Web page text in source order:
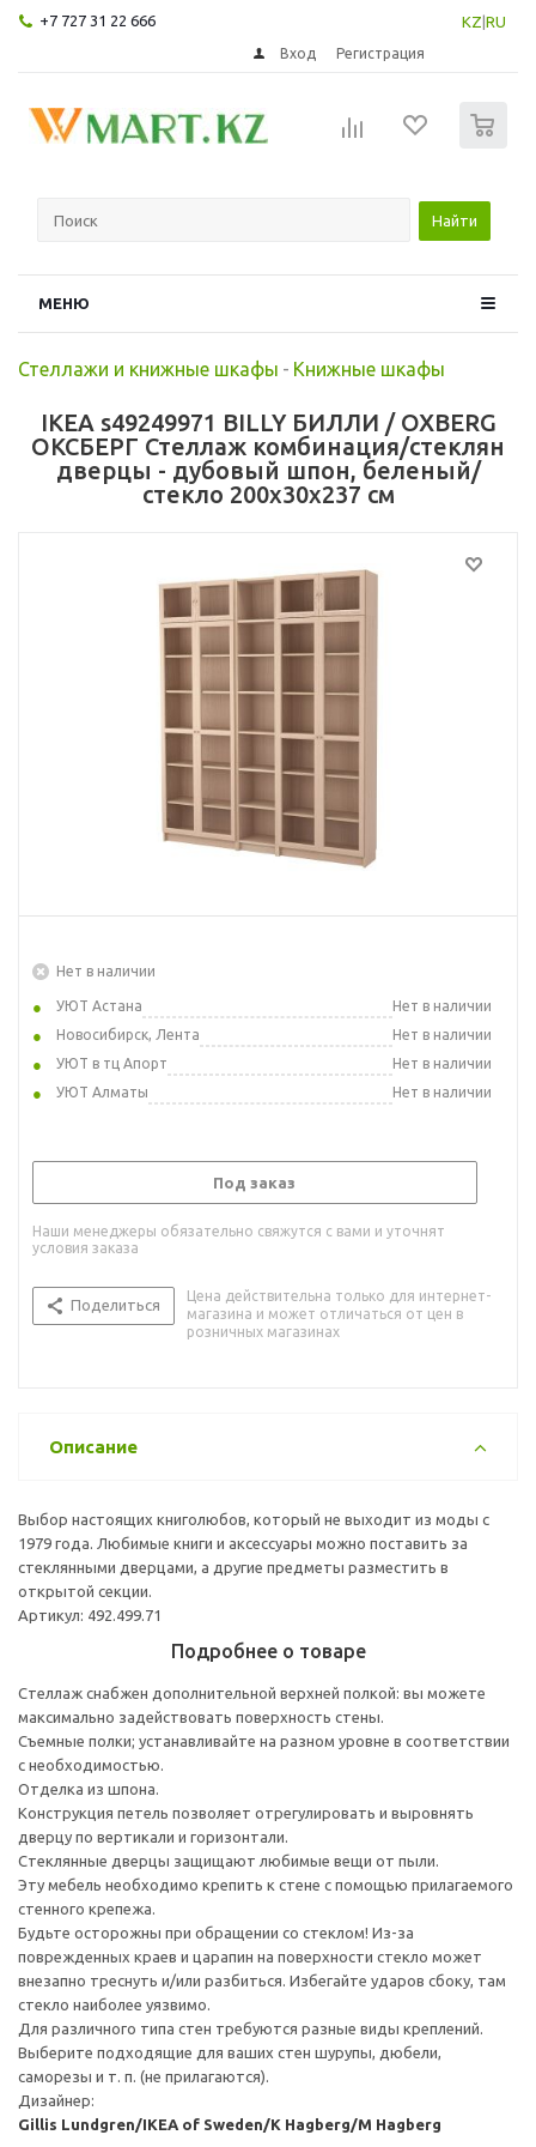
+7 727 31 22 666 KZ RU
Вход Регистрация
Найти
МЕНЮ
Стеллажи и книжные шкафы - Книжные шкафы
IKEA s49249971 BILLY БИЛЛИ / OXBERG
ОКСБЕРГ Стеллаж комбинация/стеклян
дверцы - дубовый шпон, беленый/
стекло 200x30x237 см
Нет в наличии
УЮТ Астана
Нет в наличии
Новосибирск, Лента
Нет в наличии
УЮТ в тц Апорт
Нет в наличии
УЮТ Алматы
Нет в наличии
Под заказ
Наши менеджеры обязательно свяжутся с вами и уточнят
условия заказа
Поделиться
Цена действительна только для интернет-
магазина и может отличаться от цен в
розничных магазинах
Описание
Выбор настоящих книголюбов, который не выходит из моды с
1979 года. Любимые книги и аксессуары можно поставить за
стеклянными дверцами, а другие предметы разместить в
открытой секции.
Артикул: 492.499.71
Подробнее о товаре
Стеллаж снабжен дополнительной верхней полкой: вы можете
максимально задействовать поверхность стены.
Съемные полки; устанавливайте на разном уровне в соответствии
с необходимостью.
Отделка из шпона.
Конструкция петель позволяет отрегулировать и выровнять
дверцу по вертикали и горизонтали.
Стеклянные дверцы защищают любимые вещи от пыли.
Эту мебель необходимо крепить к стене с помощью прилагаемого
стенного крепежа.
Будьте осторожны при обращении со стеклом! Из-за
поврежденных краев и царапин на поверхности стекло может
внезапно треснуть и/или разбиться. Избегайте ударов сбоку, там
стекло наиболее уязвимо.
Для различного типа стен требуются разные виды креплений.
Выберите подходящие для ваших стен шурупы, дюбели,
саморезы и т. п. (не прилагаются).
Дизайнер:
Gillis Lundgren/IKEA of Sweden/K Hagberg/M Hagberg